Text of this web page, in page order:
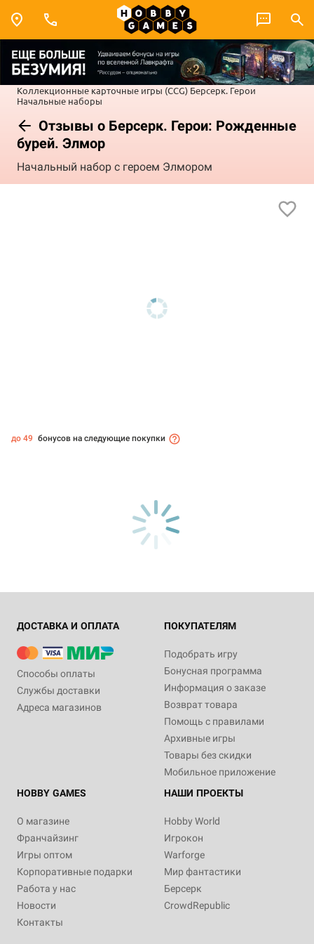
Коллекционные карточные игры (CCG) Берсерк. Герои
Начальные наборы
Отзывы о Берсерк. Герои: Рожденные
бурей. Элмор
Начальный набор с героем Элмором
до 49 бонусов на следующие покупки
ДОСТАВКА И ОПЛАТА
Способы оплаты
Службы доставки
Адреса магазинов
ПОКУПАТЕЛЯМ
Подобрать игру
Бонусная программа
Информация о заказе
Возврат товара
Помощь с правилами
Архивные игры
Товары без скидки
Мобильное приложение
HOBBY GAMES
О магазине
Франчайзинг
Игры оптом
Корпоративные подарки
Работа у нас
Новости
Контакты
НАШИ ПРОЕКТЫ
Hobby World
Игрокон
Warforge
Мир фантастики
Берсерк
CrowdRepublic